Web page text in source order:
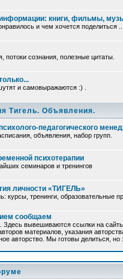
книги, фильмы,
и чем хочется поделиться ....
потоки сознания, полезные цитаты.
и самовыражаются :) .
Тигель. Объявления.
педагогического
объявления, набор групп.
психотерапии
семинаров и тренингов
личности «ТИГЕЛЬ»
курсы, тренинги,
сообщаем
Здесь вывешиваются ссылки на
материалов, указания
авторство. Мы готовы делиться, но